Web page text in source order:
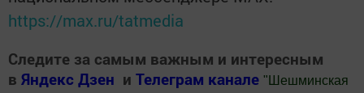
https://max.ru/tatmedia
Следите за самым важным и интересным
в Яндекс Дзен и Телеграм канале " Шешминская